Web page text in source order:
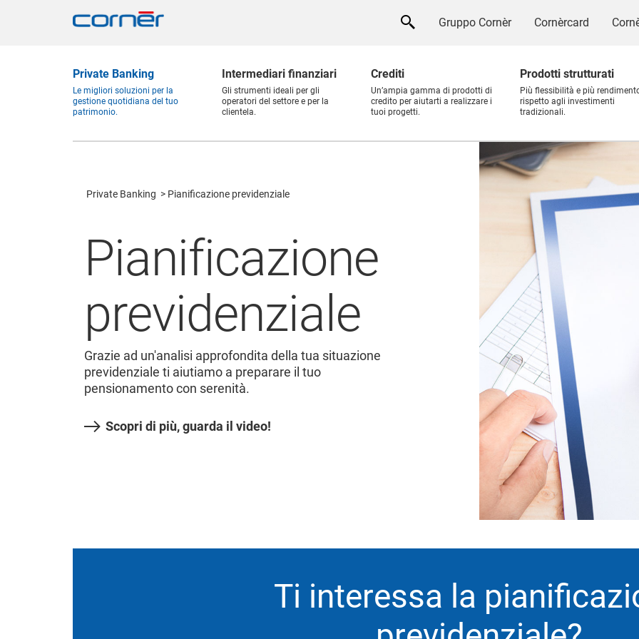
Gruppo Cornèr Cornèrcard
Private Banking
Le migliori soluzioni per la
gestione quotidiana del tuo
patrimonio.
Intermediari finanziari
Gli strumenti ideali per gli
operatori del settore e per la
clientela.
Crediti
Un’ampia gamma di prodotti di
credito per aiutarti a realizzare i
tuoi progetti.
Prodotti strutturati
Più flessibilità e più
rispetto agli investimenti
tradizionali.
Private Banking Pianificazione previdenziale
Pianificazione
previdenziale
Grazie ad un'analisi approfondita della tua situazione
previdenziale ti aiutiamo a preparare il tuo
pensionamento con serenità.
Scopri di più, guarda il video!
Ti interessa la